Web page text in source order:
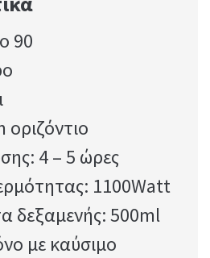
90
οριζόντιο
4 – 5 ώρες
1100Watt
δεξαμενής: 500ml
με καύσιμο